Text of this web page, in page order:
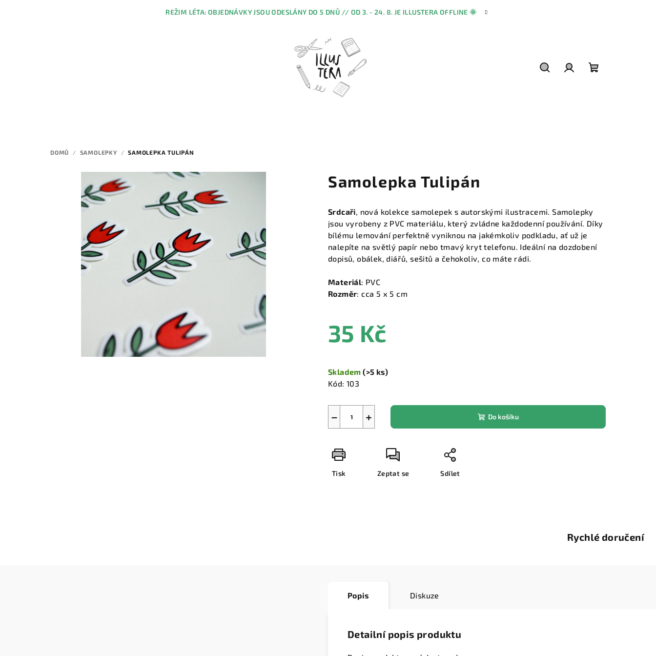
REŽIM LÉTA: OBJEDNÁVKY JSOU ODESLÁNY DO 5 DNŮ // OD 3. - 24. 8. JE ILLUSTERA OFFLINE 🌞
DOMŮ / SAMOLEPKY / SAMOLEPKA TULIPÁN
Samolepka Tulipán
Srdcaři, nová kolekce samolepek s autorskými ilustracemi. Samolepky
jsou vyrobeny z PVC materiálu, který zvládne každodenní používání. Díky
bílému lemování perfektně vyniknou na jakémkoliv podkladu, ať už je
nalepíte na světlý papír nebo tmavý kryt telefonu. Ideální na dozdobení
dopisů, obálek, diářů, sešitů a čehokoliv, co máte rádi.
Materiál: PVC
Rozměr: cca 5 x 5 cm
35 Kč
cena:
Skladem(>5 ks)
Kód: 103
+
− Do košíku
Tisk Zeptat se Sdílet
Rychlé doručení
Popis Diskuze
Detailní popis produktu